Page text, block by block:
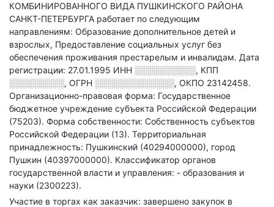
КОМБИНИРОВАННОГО ВИДА ПУШКИНСКОГО РАЙОНА
САНКТ-ПЕТЕРБУРГА работает по следующим
направлениям: Образование дополнительное детей и
взрослых, Предоставление социальных услуг без
обеспечения проживания престарелым и инвалидам. Дата
регистрации: 27.01.1995 ИНН ░░░░░░░░░░, КПП
░░░░░░░░░, ОГРН ░░░░░░░░░░░░░, ОКПО 23142458.
Организационно-правовая форма: Государственное
бюджетное учреждение субъекта Российской Федерации
(75203). Форма собственности: Собственность субъектов
Российской Федерации (13). Территориальная
принадлежность: Пушкинский (40294000000), город
Пушкин (40397000000). Классификатор органов
государственной власти и управления: - образования и
науки (2300223).
Участие в торгах как заказчик: завершено закупок в